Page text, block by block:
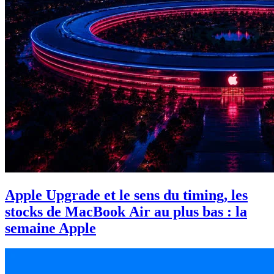
Apple Upgrade et le sens du timing, les
stocks de MacBook Air au plus bas : la
semaine Apple